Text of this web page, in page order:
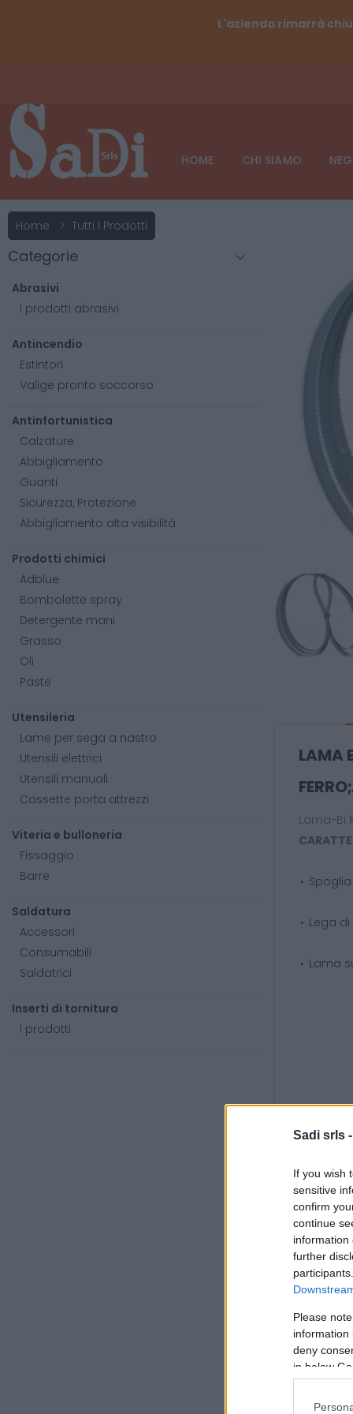
Sadi srls -
If you wish
sensitive
confirm
continue
information
further
Please
information
deny
in below
L'azienda rimarrà
HOME CHI SIAMO
Home Tutti I Prodotti
LAMA
Lama-Bi
Lega
Lama
Acciai
Acciai
Legno
Categorie
Abrasivi
I prodotti abrasivi
Antincendio
Estintori
Valige pronto soccorso
Antinfortunistica
Calzature
Abbigliamento
Guanti
Sicurezza, Protezione
Abbigliamento alta visibilità
Prodotti chimici
Adblue
Bombolette spray
Detergente mani
Grasso
Oli
Paste
Utensileria
Lame per sega a nastro
Utensili elettrici
Utensili manuali
Cassette porta attrezzi
Viteria e bulloneria
Fissaggio
Barre
Saldatura
Accessori
Consumabili
Saldatrici
Inserti di tornitura
I prodotti